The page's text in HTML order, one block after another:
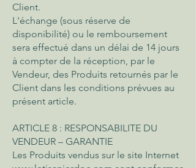
Client.
L'échange (sous réserve de
disponibilité) ou le remboursement
sera effectué dans un délai de 14 jours
à compter de la réception, par le
Vendeur, des Produits retournés par le
Client dans les conditions prévues au
présent article.
ARTICLE 8 : RESPONSABILITE DU
VENDEUR – GARANTIE
Les Produits vendus sur le site Internet